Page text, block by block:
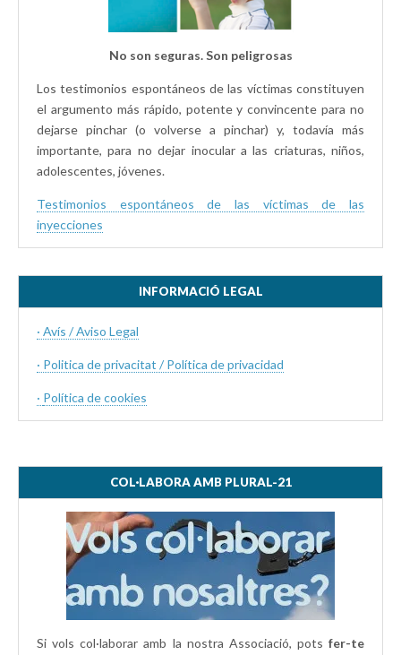
No son seguras. Son peligrosas
Los testimonios espontáneos de las víctimas constituyen
el argumento más rápido, potente y convincente para no
dejarse pinchar (o volverse a pinchar) y, todavía más
importante, para no dejar inocular a las criaturas, niños,
adolescentes, jóvenes.
Testimonios espontáneos de las víctimas de las
inyecciones
INFORMACIÓ LEGAL
· Avís / Aviso Legal
· Politica de privacitat / Política de privacidad
· Política de cookies
COL·LABORA AMB PLURAL-21
Si vols col·laborar amb la nostra Associació, pots fer-te